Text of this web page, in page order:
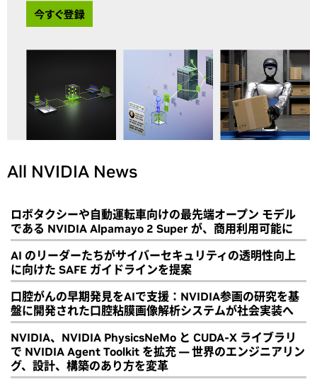
All NVIDIA News
ロボタクシーや自動運転車向けの最先端オープン モデル
である NVIDIA Alpamayo 2 Super が、商用利用可能に
AI のリーダーたちがサイバーセキュリティの透明性向上
に向けた SAFE ガイドラインを提案
口腔がんの早期発見をAIで支援：NVIDIA参画の研究を基
盤に開発された口腔粘膜画像解析システムが社会実装へ
NVIDIA、NVIDIA PhysicsNeMo と CUDA-X ライブラリ
で NVIDIA Agent Toolkit を拡充 ― 世界のエンジニアリン
グ、設計、構築のあり方を変革